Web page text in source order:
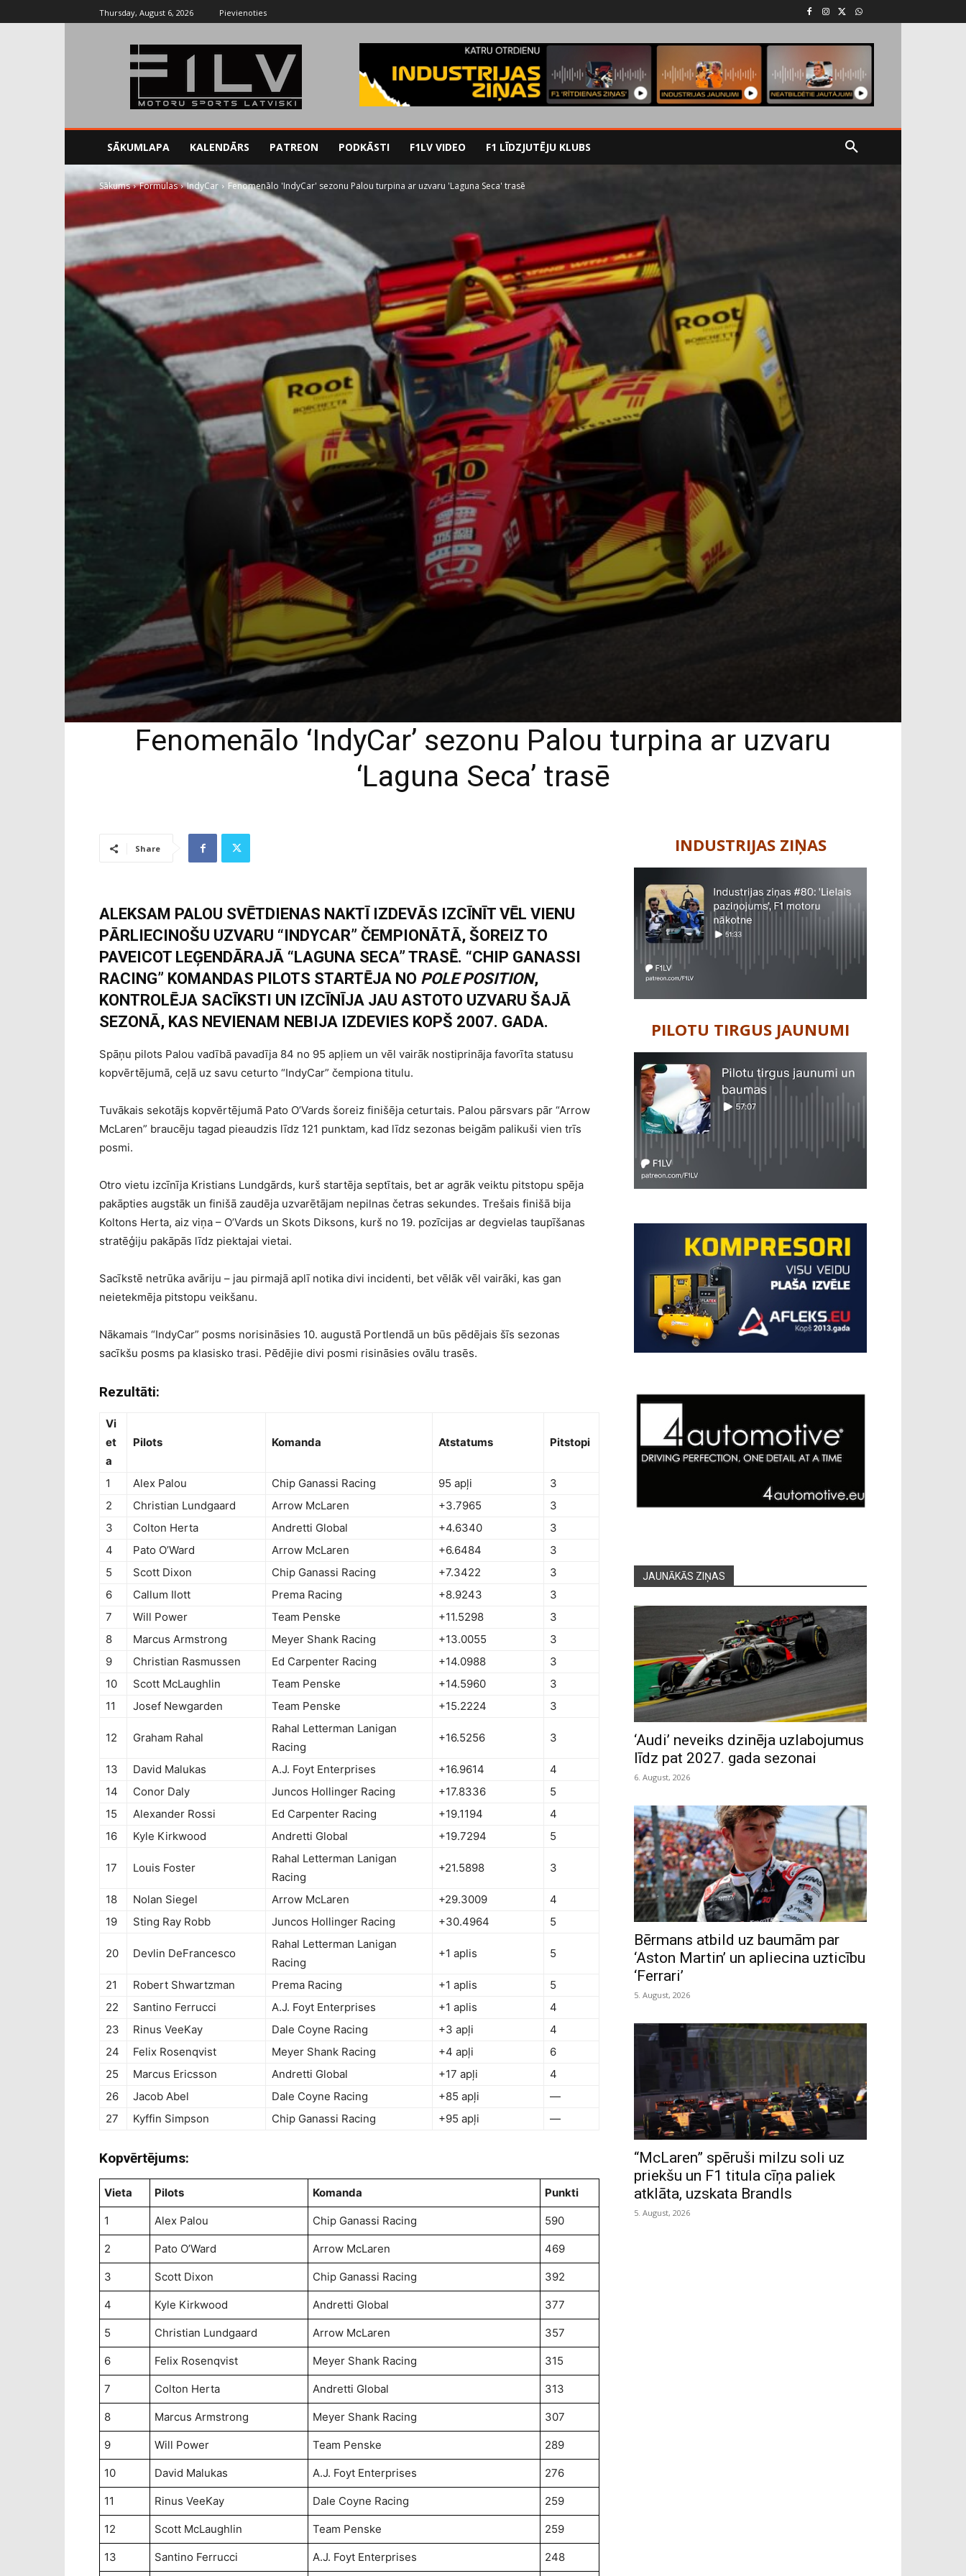
Thursday, August 6, 2026 Pievienoties
SĀKUMLAPA KALENDĀRS PATREON PODKĀSTI F1LV VIDEO F1 LĪDZJUTĒJU KLUBS
Sākums Formulas IndyCar Fenomenālo 'IndyCar' sezonu Palou turpina ar uzvaru 'Laguna Seca' trasē
Fenomenālo ‘IndyCar’ sezonu Palou turpina ar uzvaru
‘Laguna Seca’ trasē
Share
ALEKSAM PALOU SVĒTDIENAS NAKTĪ IZDEVĀS IZCĪNĪT VĒL VIENU
PĀRLIECINOŠU UZVARU “INDYCAR” ČEMPIONĀTĀ, ŠOREIZ TO
PAVEICOT LEĢENDĀRAJĀ “LAGUNA SECA” TRASĒ. “CHIP GANASSI
RACING” KOMANDAS PILOTS STARTĒJA NO POLE POSITION,
KONTROLĒJA SACĪKSTI UN IZCĪNĪJA JAU ASTOTO UZVARU ŠAJĀ
SEZONĀ, KAS NEVIENAM NEBIJA IZDEVIES KOPŠ 2007. GADA.
Spāņu pilots Palou vadībā pavadīja 84 no 95 apļiem un vēl vairāk nostiprināja favorīta statusu
kopvērtējumā, ceļā uz savu ceturto “IndyCar” čempiona titulu.
Tuvākais sekotājs kopvērtējumā Pato O’Vards šoreiz finišēja ceturtais. Palou pārsvars pār “Arrow
McLaren” braucēju tagad pieaudzis līdz 121 punktam, kad līdz sezonas beigām palikuši vien trīs
posmi.
Otro vietu izcīnīja Kristians Lundgārds, kurš startēja septītais, bet ar agrāk veiktu pitstopu spēja
pakāpties augstāk un finišā zaudēja uzvarētājam nepilnas četras sekundes. Trešais finišā bija
Koltons Herta, aiz viņa – O’Vards un Skots Diksons, kurš no 19. pozīcijas ar degvielas taupīšanas
stratēģiju pakāpās līdz piektajai vietai.
Sacīkstē netrūka avāriju – jau pirmajā aplī notika divi incidenti, bet vēlāk vēl vairāki, kas gan
neietekmēja pitstopu veikšanu.
Nākamais “IndyCar” posms norisināsies 10. augustā Portlendā un būs pēdējais šīs sezonas
sacīkšu posms pa klasisko trasi. Pēdējie divi posmi risināsies ovālu trasēs.
Rezultāti:
Vi
et
a
Pilots Komanda Atstatums Pitstopi
1 Alex Palou Chip Ganassi Racing 95 apļi
3
2
Christian Lundgaard Arrow McLaren +3.7965
3
3
Colton Herta Andretti Global +4.6340
3
4
Pato O’Ward Arrow McLaren +6.6484
3
5
Scott Dixon Chip Ganassi Racing +7.3422
3
6
Callum Ilott Prema Racing +8.9243
3
7
Will Power Team Penske +11.5298
3
8
Marcus Armstrong Meyer Shank Racing +13.0055
3
9
Christian Rasmussen Ed Carpenter Racing +14.0988
3
10
Scott McLaughlin Team Penske +14.5960
3
11
Josef Newgarden Team Penske +15.2224 3
12 Graham Rahal
Rahal Letterman Lanigan
Racing
+16.5256 3
13 David Malukas A.J. Foyt Enterprises +16.9614
4
14
Conor Daly Juncos Hollinger Racing +17.8336
5
15
Alexander Rossi Ed Carpenter Racing +19.1194
4
16
Kyle Kirkwood Andretti Global +19.7294 5
17 Louis Foster
Rahal Letterman Lanigan
Racing
+21.5898 3
18 Nolan Siegel Arrow McLaren +29.3009
4
19
Sting Ray Robb Juncos Hollinger Racing +30.4964 5
20 Devlin DeFrancesco
Rahal Letterman Lanigan
Racing
+1 aplis 5
21 Robert Shwartzman Prema Racing +1 aplis
5
22
Santino Ferrucci A.J. Foyt Enterprises +1 aplis
4
23
Rinus VeeKay Dale Coyne Racing +3 apļi
4
24
Felix Rosenqvist Meyer Shank Racing +4 apļi
6
25
Marcus Ericsson Andretti Global +17 apļi
4
26
Jacob Abel Dale Coyne Racing +85 apļi
—
27
Kyffin Simpson Chip Ganassi Racing +95 apļi —
Kopvērtējums:
Vieta Pilots Komanda Punkti
1 Alex Palou Chip Ganassi Racing 590
2 Pato O’Ward Arrow McLaren 469
3 Scott Dixon Chip Ganassi Racing 392
4 Kyle Kirkwood Andretti Global 377
5 Christian Lundgaard Arrow McLaren 357
6 Felix Rosenqvist Meyer Shank Racing 315
7 Colton Herta Andretti Global 313
8 Marcus Armstrong Meyer Shank Racing 307
9 Will Power Team Penske 289
10 David Malukas A.J. Foyt Enterprises 276
11 Rinus VeeKay Dale Coyne Racing 259
12 Scott McLaughlin Team Penske 259
13 Santino Ferrucci A.J. Foyt Enterprises 248
INDUSTRIJAS ZIŅAS
PILOTU TIRGUS JAUNUMI
JAUNĀKĀS ZIŅAS
‘Audi’ neveiks dzinēja uzlabojumus
līdz pat 2027. gada sezonai
6. August, 2026
Bērmans atbild uz baumām par
‘Aston Martin’ un apliecina uzticību
‘Ferrari’
5. August, 2026
“McLaren” spēruši milzu soli uz
priekšu un F1 titula cīņa paliek
atklāta, uzskata Brandls
5. August, 2026